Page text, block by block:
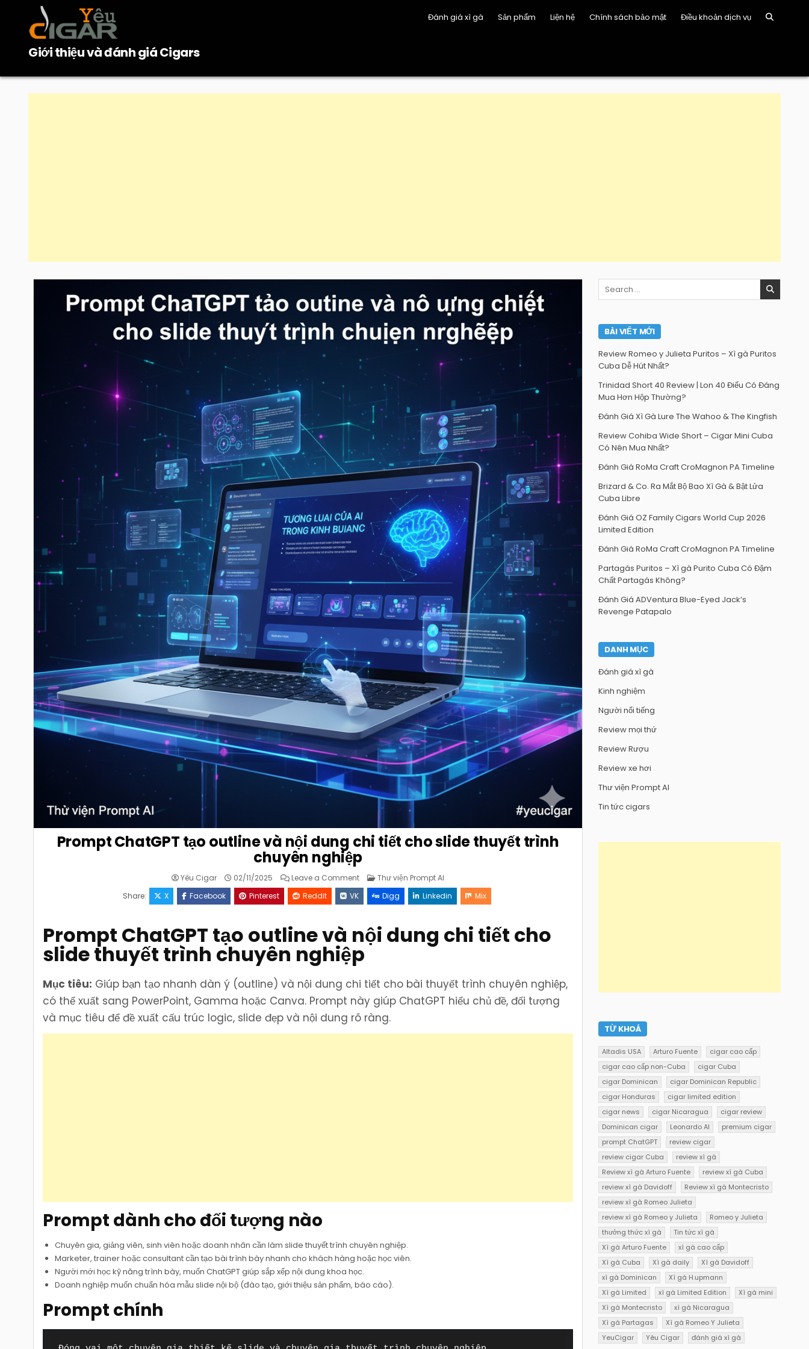
content
Giới thiệu và đánh giá Cigars
Đánh giá xì gà Sản phẩm Liện hệ Chính sách bảo mật Điều khoản dịch vụ
Prompt ChatGPT tạo outline và nội dung chi tiết cho slide thuyết trình
chuyên nghiệp
Yêu Cigar 02/11/2025 Leave a Commenton
Prompt
ChatGPT
outline
dung
chi
tiết
cho
slide
thuyết
chuyên
nghiệp
Posted
Thư viện Prompt AI
Share:
X Facebook Pinterest Reddit VK Digg Linkedin Mix
Prompt ChatGPT tạo outline và nội dung chi tiết cho
slide thuyết trình chuyên nghiệp
Mục tiêu: Giúp bạn tạo nhanh dàn ý (outline) và nội dung chi tiết cho bài thuyết trình chuyên nghiệp,
có thể xuất sang PowerPoint, Gamma hoặc Canva. Prompt này giúp ChatGPT hiểu chủ đề, đối tượng
và mục tiêu để đề xuất cấu trúc logic, slide đẹp và nội dung rõ ràng.
Prompt dành cho đối tượng nào
Chuyên gia, giảng viên, sinh viên hoặc doanh nhân cần làm slide thuyết trình chuyên nghiệp.
Marketer, trainer hoặc consultant cần tạo bài trình bày nhanh cho khách hàng hoặc học viên.
Người mới học kỹ năng trình bày, muốn ChatGPT giúp sắp xếp nội dung khoa học.
Doanh nghiệp muốn chuẩn hóa mẫu slide nội bộ (đào tạo, giới thiệu sản phẩm, báo cáo).
Prompt chính
Search
for:
BÀI VIẾT MỚI
Review Romeo y Julieta Puritos – Xì gà Puritos
Cuba Dễ Hút Nhất?
Trinidad Short 40 Review | Lon 40 Điếu Có Đáng
Mua Hơn Hộp Thường?
Đánh Giá Xì Gà Lure The Wahoo & The Kingfish
Review Cohiba Wide Short – Cigar Mini Cuba
Có Nên Mua Nhất?
Đánh Giá RoMa Craft CroMagnon PA Timeline
Brizard & Co. Ra Mắt Bộ Bao Xì Gà & Bật Lửa
Cuba Libre
Đánh Giá OZ Family Cigars World Cup 2026
Limited Edition
Đánh Giá RoMa Craft CroMagnon PA Timeline
Partagás Puritos – Xì gà Purito Cuba Có Đậm
Chất Partagás Không?
Đánh Giá ADVentura Blue-Eyed Jack’s
Revenge Patapalo
DANH MỤC
Đánh giá xì gà
Kinh nghiệm
Người nổi tiếng
Review mọi thứ
Review Rượu
Review xe hơi
Thư viện Prompt AI
Tin tức cigars
TỪ KHOÁ
Altadis USA Arturo Fuente
cigar cao cấp
cigar cao cấp non-Cuba
cigar Cuba
cigar Dominican
cigar Dominican Republic
cigar Honduras
cigar limited edition
cigar news
cigar Nicaragua
cigar review
Dominican cigar
Leonardo AI
premium cigar
prompt ChatGPT
review cigar
review cigar Cuba
review xì gà
Review xì gà Arturo Fuente
review xì gà Cuba
review xì gà Davidoff
Review xì gà Montecristo
review xì gà Romeo Julieta
review xì gà Romeo y Julieta
Romeo y Julieta
thưởng thức xì gà
Tin tức xì gà
Xì gà Arturo Fuente
xì gà cao cấp
Xì gà Cuba
Xì gà daily
Xì gà Davidoff
xì gà Dominican
Xì gà H.upmann
Xì gà Limited
xì gà Limited Edition
Xì gà mini
Xì gà Montecristo
xì gà Nicaragua
Xì gà Partagas
Xì gà Romeo Y Julieta
YeuCigar
Yêu Cigar đánh giá xì gà